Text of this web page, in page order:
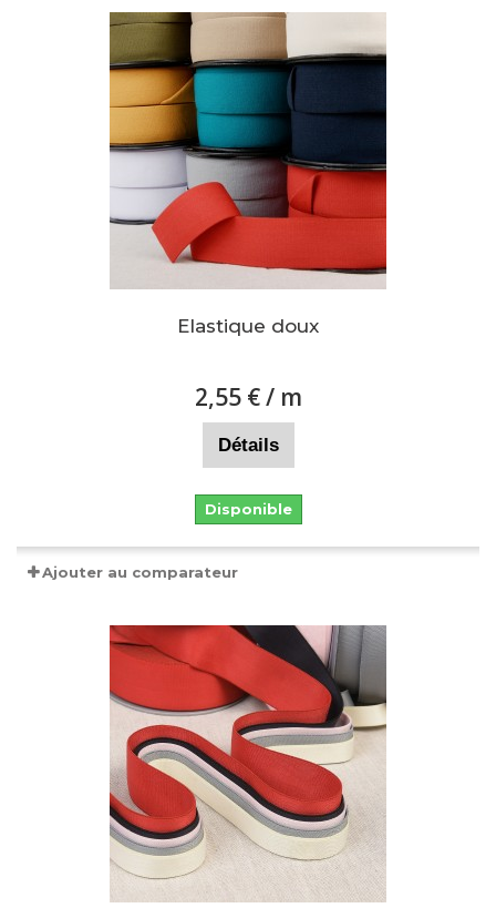
Elastique doux
2,55 €/ m
Détails
Disponible
Ajouter au comparateur